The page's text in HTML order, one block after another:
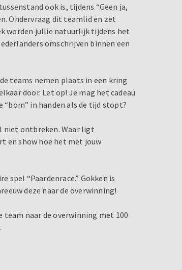
ook is, tijdens “Geen ja,
Ondervraag dit teamlid en zet
worden jullie natuurlijk tijdens het
omschrijven binnen een
teams nemen plaats in een kring
door. Let op! Je mag het cadeau
“bom” in handen als de tijd stopt?
niet ontbreken. Waar ligt
en show hoe het met jouw
spel “Paardenrace.” Gokken is
deze naar de overwinning!
naar de overwinning met 100